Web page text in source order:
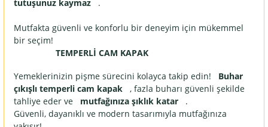
tutuşunuz kaymaz .
Mutfakta güvenli ve konforlu bir deneyim için mükemmel
bir seçim!
TEMPERLİ CAM KAPAK
Yemeklerinizin pişme sürecini kolayca takip edin! Buhar
çıkışlı temperli cam kapak , fazla buharı güvenli şekilde
tahliye eder ve mutfağınıza şıklık katar .
Güvenli, dayanıklı ve modern tasarımıyla mutfağınıza